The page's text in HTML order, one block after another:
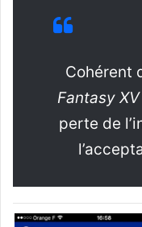
Cohérent
Fantasy XV
perte de